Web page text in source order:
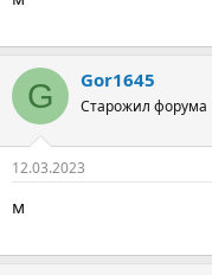
G Gor1645
Старожил форума
12.03.2023
м